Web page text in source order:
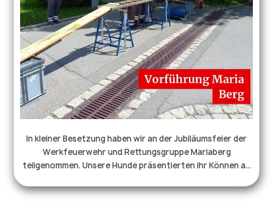
In kleiner Besetzung haben wir an der Jubiläumsfeier der
Werkfeuerwehr und Rettungsgruppe Mariaberg
teilgenommen. Unsere Hunde präsentierten ihr Können an
Gruppe Elemente aus dem Gehorsam dargeboten. Und